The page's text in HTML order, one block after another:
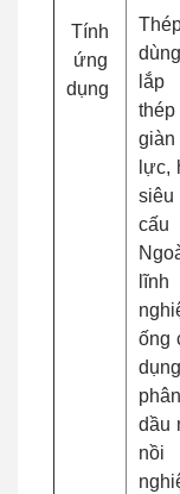
Tính
ứng
dụng
lực,
siêu
cấu
ống
dầu
nồi